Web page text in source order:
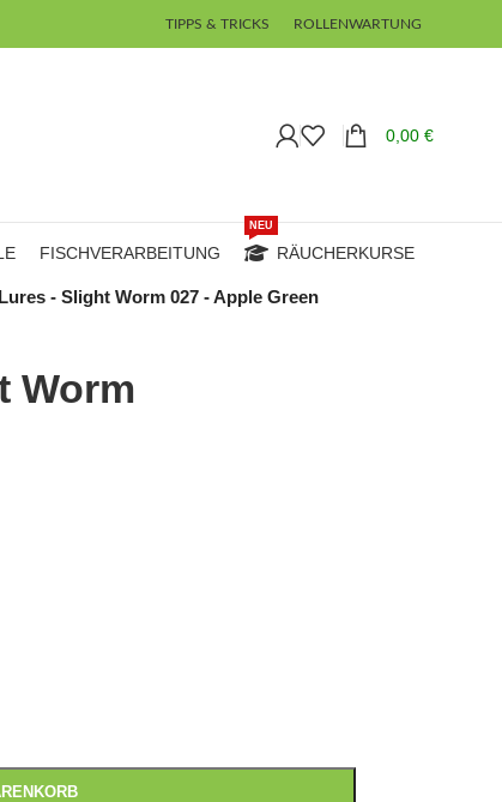
TIPPS & TRICKS ROLLENWARTUNG
0,00 €
FISCHVERARBEITUNG RÄUCHERKURSE
NEU
- Slight Worm 027 - Apple Green
Worm